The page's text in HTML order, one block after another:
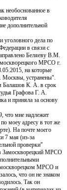
необоснованное в
дополнительной
уголовного дела по
в связи с
Беляеву В.М.
МРСО г.
на которые
Москвы, устранены".
Балашов К. А. в срок
Графова Г. А.
и приняла за основу
что мне надлежит
моеу адресу в тот же
На почте моего
7 мая (из-за
проверки"
Замоскворецкий МРСО
МРСО и
что он не знаком
Так он